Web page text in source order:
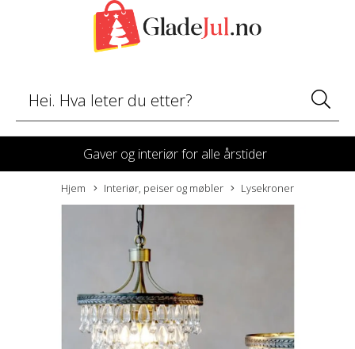
Gaver og interiør for alle årstider
Hjem Interiør, peiser og møbler Lysekroner